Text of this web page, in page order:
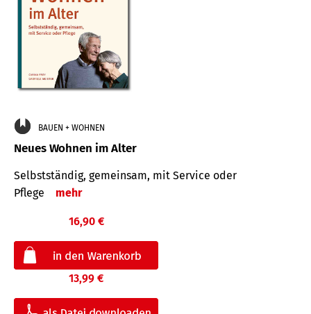
BAUEN + WOHNEN
Neues Wohnen im Alter
Selbstständig, gemeinsam, mit Service oder
Pflege
mehr
16,90 €
13,99 €